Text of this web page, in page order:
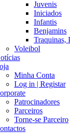
Juvenis
Iniciados
Infantis
Benjamins
Traquinas,
Voleibol
Minha Conta
Log in | Registar
Patrocinadores
Parceiros
Torne-se Parceiro